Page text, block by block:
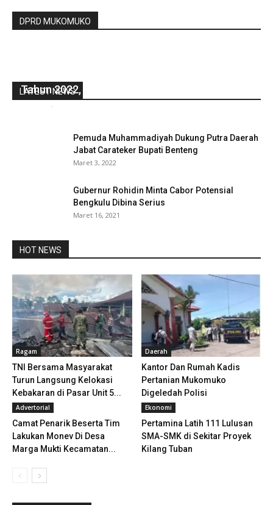
DPRD MUKOMUKO
LATEST NEWS
Tahun 2022, Mesjid Raya Makin Megah
-
Pemuda Muhammadiyah Dukung Putra Daerah
Jabat Carateker Bupati Benteng
Maret 3, 2022
Gubernur Rohidin Minta Cabor Potensial
Bengkulu Dibina Serius
Maret 16, 2021
HOT NEWS
Ragam
TNI Bersama Masyarakat
Turun Langsung Kelokasi
Kebakaran di Pasar Unit 5...
Daerah
Kantor Dan Rumah Kadis
Pertanian Mukomuko
Digeledah Polisi
Advertorial
Camat Penarik Beserta Tim
Lakukan Monev Di Desa
Marga Mukti Kecamatan...
Ekonomi
Pertamina Latih 111 Lulusan
SMA-SMK di Sekitar Proyek
Kilang Tuban